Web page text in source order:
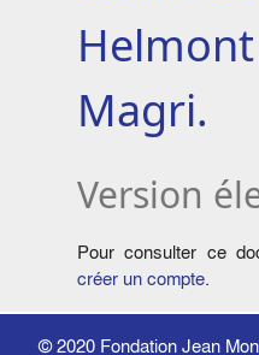
Helmont
Magri.
Version
Pour consulter ce
créer un compte.
© 2020 Fondation Jean